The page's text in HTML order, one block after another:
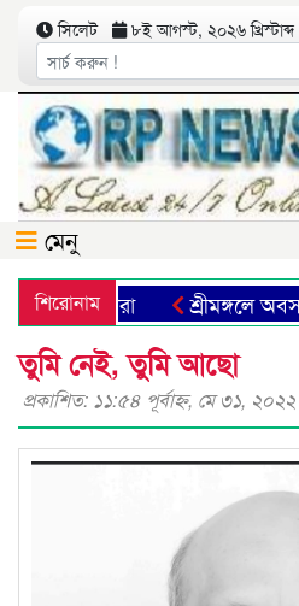
সিলেট ৮ই আগস্ট, ২০২৬ খ্রিস্টাব্দ
মেনু
শিরোনাম
না তরুণরা শ্রীমঙ্গলে
তুমি নেই, তুমি আছো
প্রকাশিত: ১১:৫৪ পূর্বাহ্ণ, মে ৩১, ২০২২